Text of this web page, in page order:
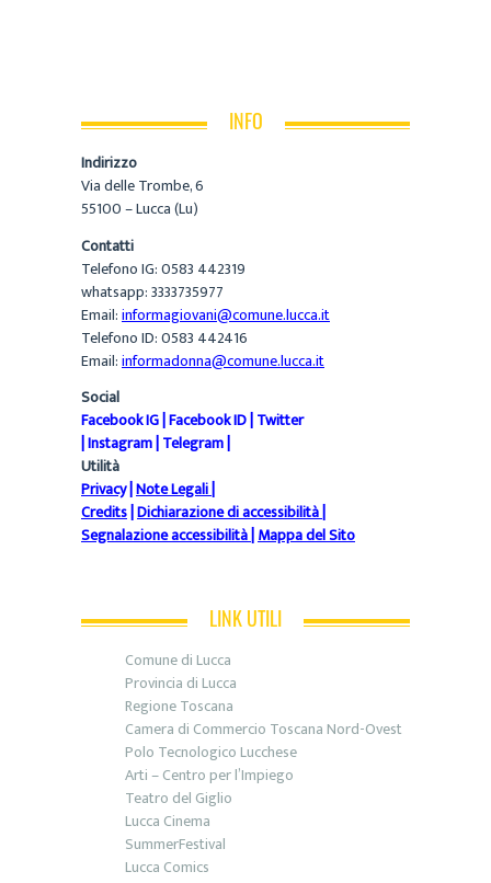
INFO
Indirizzo
Via delle Trombe, 6
55100 – Lucca (Lu)
Contatti
Telefono IG: 0583 442319
whatsapp: 3333735977
Email:informagiovani@comune.lucca.it
Telefono ID: 0583 442416
Email:informadonna@comune.lucca.it
Social
Facebook IG|Facebook ID|Twitter
|Instagram|Telegram|
Utilità
Privacy|Note Legali|
Credits|Dichiarazione di accessibilità|
Segnalazione accessibilità|Mappa del Sito
LINK UTILI
Comune di Lucca
Provincia di Lucca
Regione Toscana
Camera di Commercio Toscana Nord-Ovest
Polo Tecnologico Lucchese
Arti – Centro per l’Impiego
Teatro del Giglio
Lucca Cinema
SummerFestival
Lucca Comics